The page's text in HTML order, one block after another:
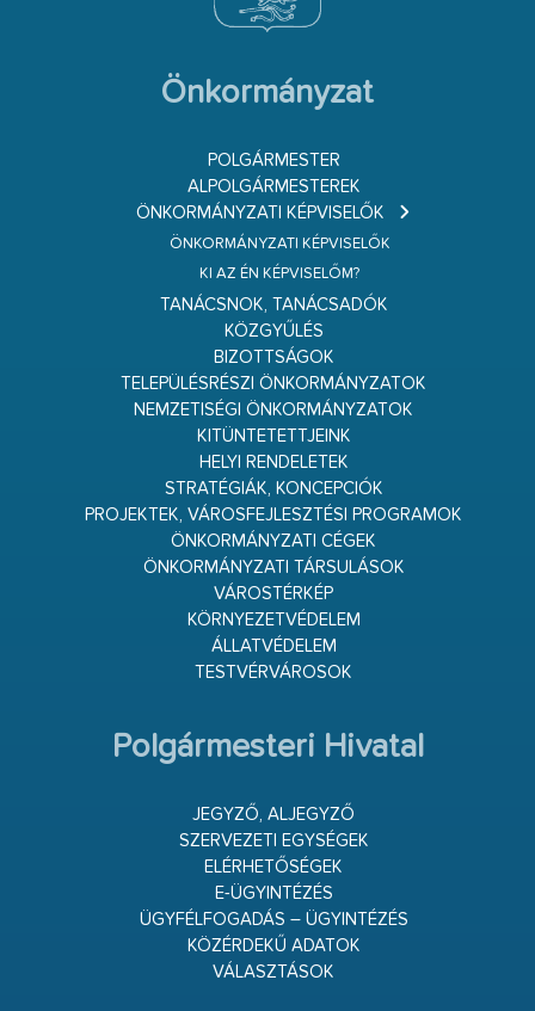
Önkormányzat
POLGÁRMESTER
ALPOLGÁRMESTEREK
ÖNKORMÁNYZATI KÉPVISELŐK
ÖNKORMÁNYZATI KÉPVISELŐK
KI AZ ÉN KÉPVISELŐM?
TANÁCSNOK, TANÁCSADÓK
KÖZGYŰLÉS
BIZOTTSÁGOK
TELEPÜLÉSRÉSZI ÖNKORMÁNYZATOK
NEMZETISÉGI ÖNKORMÁNYZATOK
KITÜNTETETTJEINK
HELYI RENDELETEK
STRATÉGIÁK, KONCEPCIÓK
PROJEKTEK, VÁROSFEJLESZTÉSI PROGRAMOK
ÖNKORMÁNYZATI CÉGEK
ÖNKORMÁNYZATI TÁRSULÁSOK
VÁROSTÉRKÉP
KÖRNYEZETVÉDELEM
ÁLLATVÉDELEM
TESTVÉRVÁROSOK
Polgármesteri Hivatal
JEGYZŐ, ALJEGYZŐ
SZERVEZETI EGYSÉGEK
ELÉRHETŐSÉGEK
E-ÜGYINTÉZÉS
ÜGYFÉLFOGADÁS – ÜGYINTÉZÉS
KÖZÉRDEKŰ ADATOK
VÁLASZTÁSOK